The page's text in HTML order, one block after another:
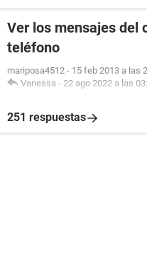
Ver los mensajes del
teléfono
mariposa4512 - 15 feb 2013 a las
Vanessa - 22 ago 2022 a las
251 respuestas